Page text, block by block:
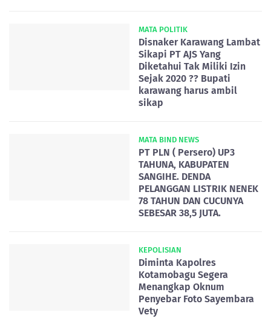
MATA POLITIK
Disnaker Karawang Lambat
Sikapi PT AJS Yang
Diketahui Tak Miliki Izin
Sejak 2020 ?? Bupati
karawang harus ambil
sikap
MATA BIND NEWS
PT PLN ( Persero) UP3
TAHUNA, KABUPATEN
SANGIHE. DENDA
PELANGGAN LISTRIK NENEK
78 TAHUN DAN CUCUNYA
SEBESAR 38,5 JUTA.
KEPOLISIAN
Diminta Kapolres
Kotamobagu Segera
Menangkap Oknum
Penyebar Foto Sayembara
Vety